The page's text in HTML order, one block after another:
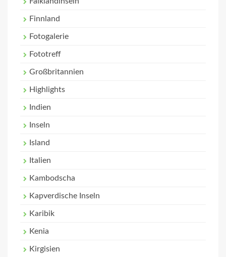
Finnland
Fotogalerie
Fototreff
Großbritannien
Highlights
Indien
Inseln
Island
Italien
Kambodscha
Kapverdische Inseln
Karibik
Kenia
Kirgisien